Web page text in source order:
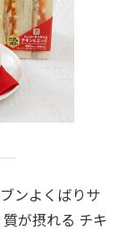
ンよくばりサ
が摂れる チキ